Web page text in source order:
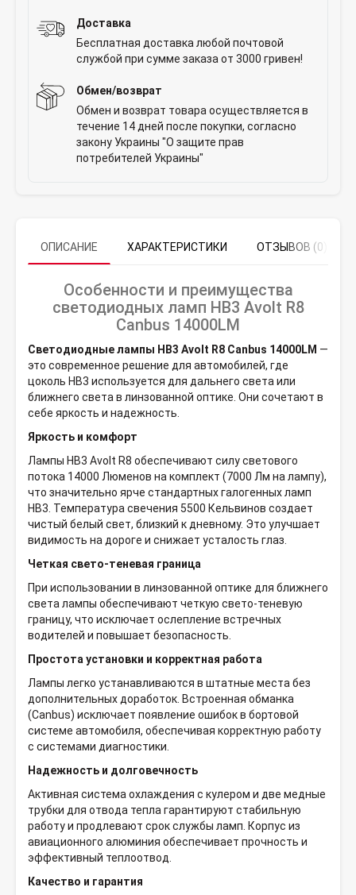
Доставка
Бесплатная доставка любой почтовой
службой при сумме заказа от 3000 гривен!
Обмен/возврат
Обмен и возврат товара осуществляется в
течение 14 дней после покупки, согласно
закону Украины "О защите прав
потребителей Украины"
ОПИСАНИЕ ХАРАКТЕРИСТИКИ ОТЗЫВОВ (0)
Особенности и преимущества
светодиодных ламп HB3 Avolt R8
Canbus 14000LM
Светодиодные лампы HB3 Avolt R8 Canbus 14000LM —
это современное решение для автомобилей, где
цоколь HB3 используется для дальнего света или
ближнего света в линзованной оптике. Они сочетают в
себе яркость и надежность.
Яркость и комфорт
Лампы HB3 Avolt R8 обеспечивают силу светового
потока 14000 Люменов на комплект (7000 Лм на лампу),
что значительно ярче стандартных галогенных ламп
HB3. Температура свечения 5500 Кельвинов создает
чистый белый свет, близкий к дневному. Это улучшает
видимость на дороге и снижает усталость глаз.
Четкая свето-теневая граница
При использовании в линзованной оптике для ближнего
света лампы обеспечивают четкую свето-теневую
границу, что исключает ослепление встречных
водителей и повышает безопасность.
Простота установки и корректная работа
Лампы легко устанавливаются в штатные места без
дополнительных доработок. Встроенная обманка
(Canbus) исключает появление ошибок в бортовой
системе автомобиля, обеспечивая корректную работу
с системами диагностики.
Надежность и долговечность
Активная система охлаждения с кулером и две медные
трубки для отвода тепла гарантируют стабильную
работу и продлевают срок службы ламп. Корпус из
авиационного алюминия обеспечивает прочность и
эффективный теплоотвод.
Качество и гарантия